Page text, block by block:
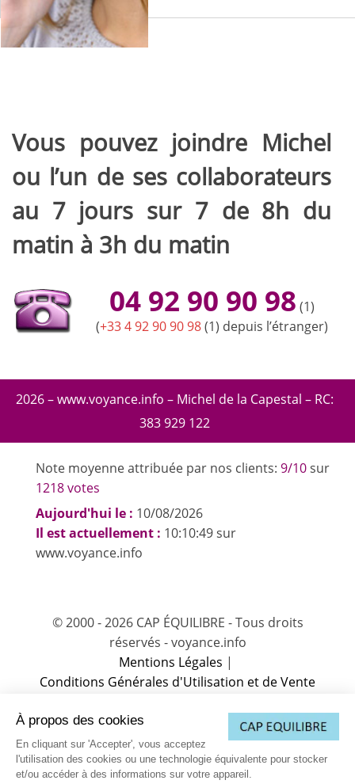
Vous pouvez joindre Michel
ou l’un de ses collaborateurs
au 7 jours sur 7 de 8h du
matin à 3h du matin
04 92 90 90 98 (1)
(+33 4 92 90 90 98(1) depuis l’étranger)
2026 – www.voyance.info – Michel de la Capestal – RC:
383 929 122
Note moyenne attribuée par nos clients: 9/10sur
1218 votes
Aujourd'hui le : 10/08/2026
Il est actuellement : 10:10:49 sur
www.voyance.info
© 2000 - 2026 CAP ÉQUILIBRE - Tous droits
réservés - voyance.info
Mentions Légales |
Conditions Générales d'Utilisation et de Vente
Charte sur la protection des données|
Charte de Déontologie| Partenaire|
Vos données personnelles|Contactez-nous
(1) L’accès à cette offre commerciale proposée par notre partenaire
À propos des cookies
En cliquant sur 'Accepter', vous acceptez
l'utilisation des cookies ou une technologie équivalente pour stocker
et/ou accéder à des informations sur votre appareil.